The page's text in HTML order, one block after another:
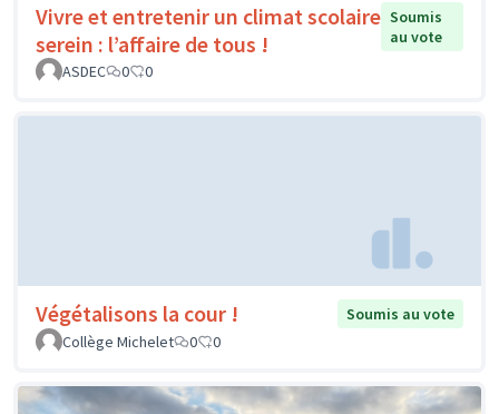
Vivre et entretenir un climat scolaire
serein : l’affaire de tous !
Soumis
au vote
ASDEC
0 0
Végétalisons la cour !
Soumis au vote
Collège Michelet
0 0